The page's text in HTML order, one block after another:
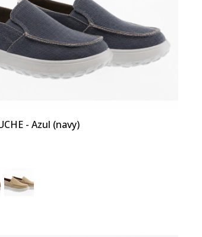
- Azul (navy)